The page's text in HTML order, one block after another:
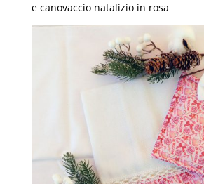
e canovaccio natalizio in rosa